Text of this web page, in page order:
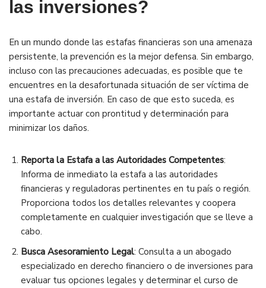
las inversiones?
En un mundo donde las estafas financieras son una amenaza
persistente, la prevención es la mejor defensa. Sin embargo,
incluso con las precauciones adecuadas, es posible que te
encuentres en la desafortunada situación de ser víctima de
una estafa de inversión. En caso de que esto suceda, es
importante actuar con prontitud y determinación para
minimizar los daños.
Reporta la Estafa a las Autoridades Competentes:
Informa de inmediato la estafa a las autoridades
financieras y reguladoras pertinentes en tu país o región.
Proporciona todos los detalles relevantes y coopera
completamente en cualquier investigación que se lleve a
cabo.
Busca Asesoramiento Legal: Consulta a un abogado
especializado en derecho financiero o de inversiones para
evaluar tus opciones legales y determinar el curso de